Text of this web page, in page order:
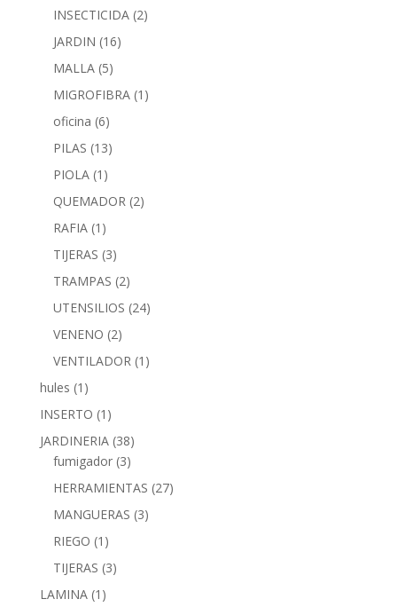
INSECTICIDA (2)
JARDIN (16)
MALLA (5)
MIGROFIBRA (1)
oficina (6)
PILAS (13)
PIOLA (1)
QUEMADOR (2)
RAFIA (1)
TIJERAS (3)
TRAMPAS (2)
UTENSILIOS (24)
VENENO (2)
VENTILADOR (1)
hules (1)
INSERTO (1)
JARDINERIA (38)
fumigador (3)
HERRAMIENTAS (27)
MANGUERAS (3)
RIEGO (1)
TIJERAS (3)
LAMINA (1)